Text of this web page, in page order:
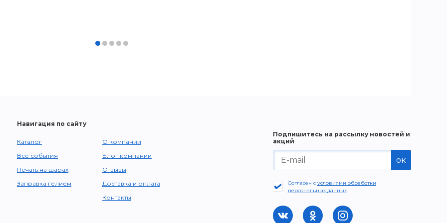
Навигация по сайту
Каталог
Все события
Печать на шарах
Заправка гелием
О компании
Блог компании
Отзывы
Доставка и оплата
Контакты
Подпишитесь на рассылку новостей и
акций
ок
Согласен с условиями обработки
персональных данных